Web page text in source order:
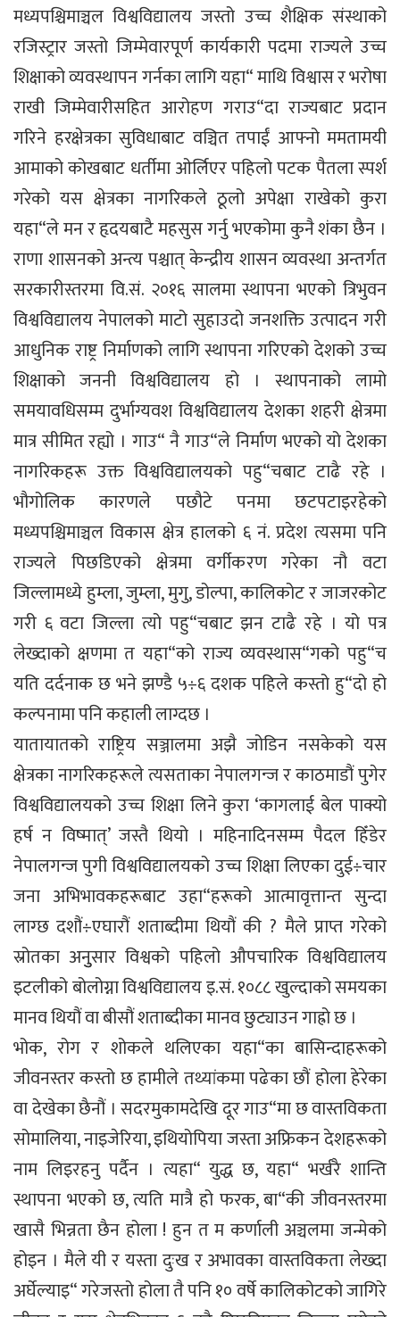
मध्यपश्चिमाञ्चल विश्वविद्यालय जस्तो उच्च शैक्षिक संस्थाको
रजिस्ट्रार जस्तो जिम्मेवारपूर्ण कार्यकारी पदमा राज्यले उच्च
शिक्षाको व्यवस्थापन गर्नका लागि यहा“ माथि विश्वास र भरोषा
राखी जिम्मेवारीसहित आरोहण गराउ“दा राज्यबाट प्रदान
गरिने हरक्षेत्रका सुविधाबाट वञ्चित तपाईं आफ्नो ममतामयी
आमाको कोखबाट धर्तीमा ओर्लिएर पहिलो पटक पैतला स्पर्श
गरेको यस क्षेत्रका नागरिकले ठूलो अपेक्षा राखेको कुरा
यहा“ले मन र हृदयबाटै महसुस गर्नु भएकोमा कुनै शंका छैन ।
राणा शासनको अन्त्य पश्चात् केन्द्रीय शासन व्यवस्था अन्तर्गत
सरकारीस्तरमा वि.सं. २०१६ सालमा स्थापना भएको त्रिभुवन
विश्वविद्यालय नेपालको माटो सुहाउदो जनशक्ति उत्पादन गरी
आधुनिक राष्ट्र निर्माणको लागि स्थापना गरिएको देशको उच्च
शिक्षाको जननी विश्वविद्यालय हो । स्थापनाको लामो
समयावधिसम्म दुर्भाग्यवश विश्वविद्यालय देशका शहरी क्षेत्रमा
मात्र सीमित रह्यो । गाउ“ नै गाउ“ले निर्माण भएको यो देशका
नागरिकहरू उक्त विश्वविद्यालयको पहु“चबाट टाढै रहे ।
भौगोलिक कारणले पछौटे पनमा छटपटाइरहेको
मध्यपश्चिमाञ्चल विकास क्षेत्र हालको ६ नं. प्रदेश त्यसमा पनि
राज्यले पिछडिएको क्षेत्रमा वर्गीकरण गरेका नौ वटा
जिल्लामध्ये हुम्ला, जुम्ला, मुगु, डोल्पा, कालिकोट र जाजरकोट
गरी ६ वटा जिल्ला त्यो पहु“चबाट झन टाढै रहे । यो पत्र
लेख्दाको क्षणमा त यहा“को राज्य व्यवस्थास“गको पहु“च
यति दर्दनाक छ भने झण्डै ५÷६ दशक पहिले कस्तो हु“दो हो
कल्पनामा पनि कहाली लाग्दछ ।
यातायातको राष्ट्रिय सञ्जालमा अझै जोडिन नसकेको यस
क्षेत्रका नागरिकहरूले त्यसताका नेपालगन्ज र काठमाडौं पुगेर
विश्वविद्यालयको उच्च शिक्षा लिने कुरा ‘कागलाई बेल पाक्यो
हर्ष न विष्मात्’ जस्तै थियो । महिनादिनसम्म पैदल हिँडेर
नेपालगन्ज पुगी विश्वविद्यालयको उच्च शिक्षा लिएका दुई÷चार
जना अभिभावकहरूबाट उहा“हरूको आत्मावृत्तान्त सुन्दा
लाग्छ दशौं÷एघारौं शताब्दीमा थियौं की ? मैले प्राप्त गरेको
स्रोतका अनुुसार विश्वको पहिलो औपचारिक विश्वविद्यालय
इटलीको बोलोग्ना विश्वविद्यालय इ.सं. १०८८ खुल्दाको समयका
मानव थियौं वा बीसौं शताब्दीका मानव छुट्याउन गाह्रो छ ।
भोक, रोग र शोकले थलिएका यहा“का बासिन्दाहरूको
जीवनस्तर कस्तो छ हामीले तथ्यांकमा पढेका छौं होला हेरेका
वा देखेका छैनौं । सदरमुकामदेखि दूर गाउ“मा छ वास्तविकता
सोमालिया, नाइजेरिया, इथियोपिया जस्ता अफ्रिकन देशहरूको
नाम लिइरहनु पर्दैन । त्यहा“ युद्ध छ, यहा“ भर्खरै शान्ति
स्थापना भएको छ, त्यति मात्रै हो फरक, बा“की जीवनस्तरमा
खासै भिन्नता छैन होला ! हुन त म कर्णाली अञ्चलमा जन्मेको
होइन । मैले यी र यस्ता दुःख र अभावका वास्तविकता लेख्दा
अर्घेल्याइ“ गरेजस्तो होला तै पनि १० वर्षे कालिकोटको जागिरे